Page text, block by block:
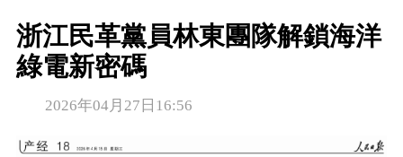
浙江民革黨員林東團隊解鎖海洋
綠電新密碼
2026年04月27日16:56